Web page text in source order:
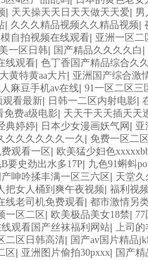
| 天天操天天日天天做天天爱| 男
| 久久久精品视频久久精品视频|
自拍视频在线观看| 亚洲一区二
一区日韩| 国产精品久久久久白 |
线观看| 色丁香国产精品综合久
黄特黄aa大片| 亚洲国产综合激
麻豆手机av在线| 91一区二区三
观看最新| 日韩一二区内射电影|
免费a级电影| 天天干天天插天天
典婷婷| 日本少女漫画妖气网 | 亚
久久久久久久一久 | 免费一区二
观看一区| 欧美猛少妇色
B要史劲出水多17P| 九色91蝌蚪
产呻吟揉丰满一区三六区 | 天堂久
把女人桶到爽午夜视频| 福利视
线老司机免费观看| 都市激情另
一区二区 | 欧美极品美女18禁|
观看国产丝袜福利网站| 上司的
二区日韩高清| 国产av国片精品
区 | 亚洲图片偷拍30pxxx| 国产